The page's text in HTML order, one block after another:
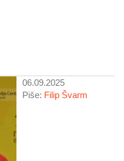
06.09.2025
Piše: Filip Švarm